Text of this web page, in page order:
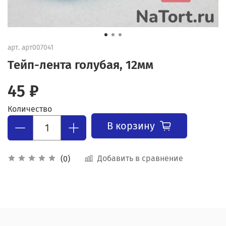
арт. арт007041
Тейп-лента голубая, 12мм
(0) Добавить в сравнение
45 ₽
Количество
В корзину